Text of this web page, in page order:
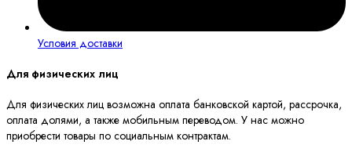
Условия доставки
Для физических лиц
Для физических лиц возможна оплата банковской картой, рассрочка,
оплата долями, а также мобильным переводом. У нас можно
приобрести товары по социальным контрактам.